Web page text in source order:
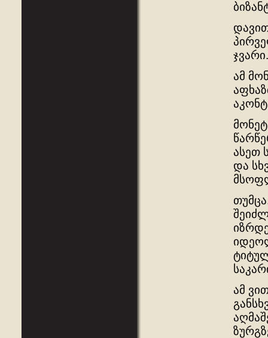
ჯვარი.
ამ
ასეთ
და
ამ